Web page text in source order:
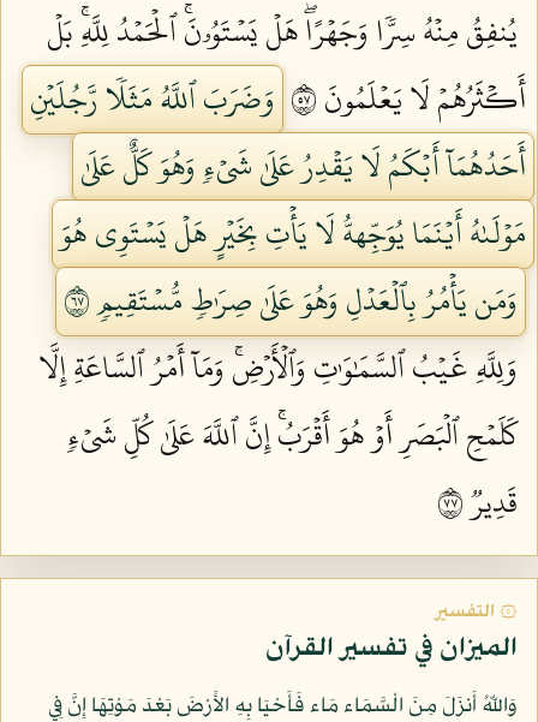
يُنفِقُ مِنۡهُ سِرّٗا وَجَهۡرًاۖ هَلۡ يَسۡتَوُۥنَۚ ٱلۡحَمۡدُ لِلَّهِۚ بَلۡ
أَكۡثَرُهُمۡ لَا يَعۡلَمُونَ ٧٥
وَضَرَبَ ٱللَّهُ مَثَلٗا رَّجُلَيۡنِ
أَحَدُهُمَآ أَبۡكَمُ لَا يَقۡدِرُ عَلَىٰ شَيۡءٖ وَهُوَ كَلٌّ عَلَىٰ
مَوۡلَىٰهُ أَيۡنَمَا يُوَجِّههُّ لَا يَأۡتِ بِخَيۡرٍ هَلۡ يَسۡتَوِي هُوَ
وَمَن يَأۡمُرُ بِٱلۡعَدۡلِ وَهُوَ عَلَىٰ صِرَٰطٖ مُّسۡتَقِيمٖ ٧٦
وَلِلَّهِ غَيۡبُ ٱلسَّمَٰوَٰتِ وَٱلۡأَرۡضِۚ وَمَآ أَمۡرُ ٱلسَّاعَةِ إِلَّا
كَلَمۡحِ ٱلۡبَصَرِ أَوۡ هُوَ أَقۡرَبُۚ إِنَّ ٱللَّهَ عَلَىٰ كُلِّ شَيۡءٖ
قَدِيرٞ ٧٧
۞ التفسير
الميزان في تفسير القرآن
وَاللّهُ أَنزَلَ مِنَ الْسَّمَاء مَاء فَأَحْيَا بِهِ الأَرْضَ بَعْدَ مَوْتِهَا إِنَّ فِي